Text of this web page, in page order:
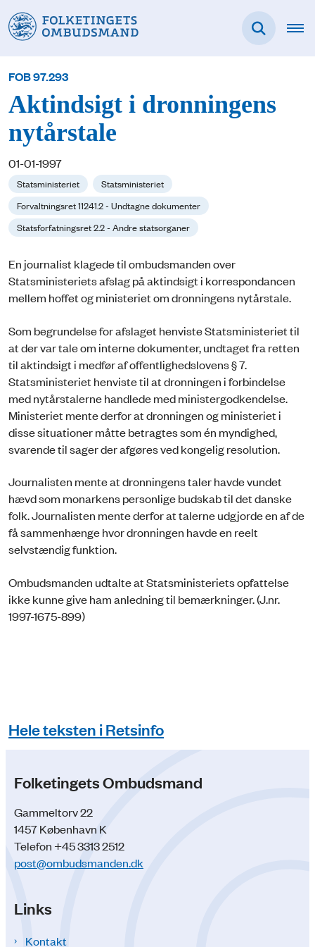
FOB 97.293
Aktindsigt i dronningens
nytårstale
01-01-1997
Statsministeriet
Statsministeriet
Forvaltningsret 11241.2 - Undtagne dokumenter
Statsforfatningsret 2.2 - Andre statsorganer
En journalist klagede til ombudsmanden over
Statsministeriets afslag på aktindsigt i korrespondancen
mellem hoffet og ministeriet om dronningens nytårstale.
Som begrundelse for afslaget henviste Statsministeriet til
at der var tale om interne dokumenter, undtaget fra retten
til aktindsigt i medfør af offentlighedslovens § 7.
Statsministeriet henviste til at dronningen i forbindelse
med nytårstalerne handlede med ministergodkendelse.
Ministeriet mente derfor at dronningen og ministeriet i
disse situationer måtte betragtes som én myndighed,
svarende til sager der afgøres ved kongelig resolution.
Journalisten mente at dronningens taler havde vundet
hævd som monarkens personlige budskab til det danske
folk. Journalisten mente derfor at talerne udgjorde en af de
få sammenhænge hvor dronningen havde en reelt
selvstændig funktion.
Ombudsmanden udtalte at Statsministeriets opfattelse
ikke kunne give ham anledning til bemærkninger. (J.nr.
1997-1675-899)
Hele teksten i Retsinfo
Folketingets Ombudsmand
Gammeltorv 22
1457 København K
Telefon +45 3313 2512
post@ombudsmanden.dk
Links
Kontakt